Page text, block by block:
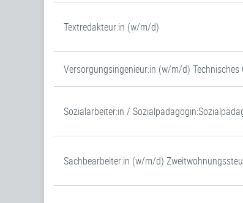
Textredakteur:in (w/m/d)
Versorgungsingenieur:in (w/m/d) Technisches
Sozialarbeiter:in /
Sachbearbeiter:in (w/m/d)